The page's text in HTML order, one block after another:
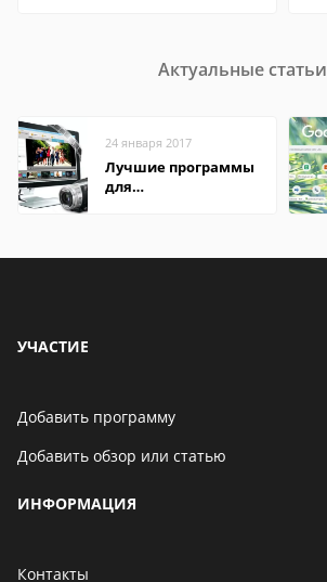
Актуальные статьи
24 января 2017
Лучшие программы
для
УЧАСТИЕ
Добавить программу
Добавить обзор или статью
ИНФОРМАЦИЯ
Контакты